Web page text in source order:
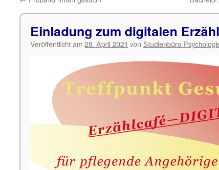
Einladung zum digitalen
Veröffentlicht am 28. April 2021 von Studienbüro